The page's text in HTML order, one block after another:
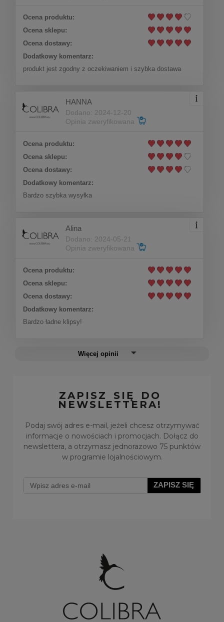
Klipsy długie z kryształami Preciosa z kolekcji
Wedding Dream (E9491AU)
101,00 zł
Klipsy liść z kryształkami Preciosa (E4242AU)
96,00 zł Do koszyka
Wiszące klipsy z kryształkami z kolekcji Classic
(E14838AU)
Ocena produktu:
Ocena sklepu:
Ocena dostawy:
Dodatkowy komentarz:
produkt jest zgodny z oczekiwaniem i szybka dostawa
HANNA
Dodano: 2024-12-20
Opinia zweryfikowana
Ocena produktu:
Ocena sklepu:
Ocena dostawy:
Dodatkowy komentarz:
Bardzo szybka wysyłka
Alina
Dodano: 2024-05-21
Opinia zweryfikowana
Ocena produktu:
Ocena sklepu:
Ocena dostawy:
Dodatkowy komentarz:
Bardzo ładne klipsy!
Więcej opinii
ZAPISZ SIĘ DO
NEWSLETTERA!
Podaj swój adres e-mail, jeżeli chcesz otrzymywać
informacje o nowościach i promocjach. Dołącz do
newslettera, a otrzymasz jednorazowo 75 punktów
w programie lojalnościowym.
ZAPISZ SIĘ